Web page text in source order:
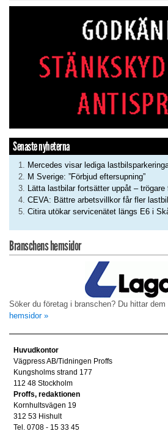
Senaste nyheterna
Mercedes visar lediga
M Sverige: ”Förbjud eftersupning”
Lätta lastbilar fortsätter uppåt – trögare
CEVA: Bättre arbetsvillkor får fler
Citira utökar servicenätet längs E6 i
Branschens hemsidor
Söker du företag i branschen? Du hittar dem
hemsidor »
Huvudkontor
Vägpress AB/Tidningen Proffs
Kungsholms strand 177
112 48 Stockholm
Proffs, redaktionen
Kornhultsvägen 19
312 53 Hishult
Tel. 0708 - 15 33 45